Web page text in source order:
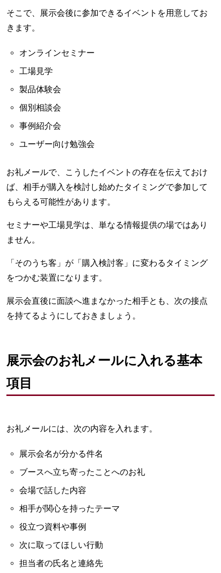
そこで、展示会後に参加できるイベントを用意してお
きます。
オンラインセミナー
工場見学
製品体験会
個別相談会
事例紹介会
ユーザー向け勉強会
お礼メールで、こうしたイベントの存在を伝えておけ
ば、相手が購入を検討し始めたタイミングで参加して
もらえる可能性があります。
セミナーや工場見学は、単なる情報提供の場ではあり
ません。
「そのうち客」が「購入検討客」に変わるタイミング
をつかむ装置になります。
展示会直後に面談へ進まなかった相手とも、次の接点
を持てるようにしておきましょう。
展示会のお礼メールに入れる基本
項目
お礼メールには、次の内容を入れます。
展示会名が分かる件名
ブースへ立ち寄ったことへのお礼
会場で話した内容
相手が関心を持ったテーマ
役立つ資料や事例
次に取ってほしい行動
担当者の氏名と連絡先